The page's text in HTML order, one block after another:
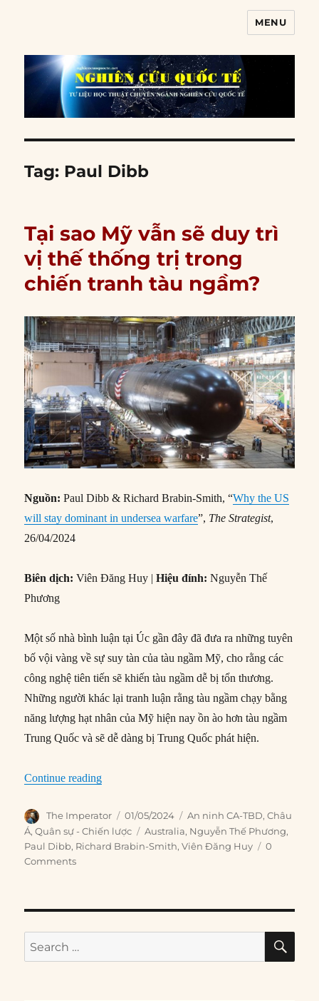
MENU
Tag: Paul Dibb
Tại sao Mỹ vẫn sẽ duy trì
vị thế thống trị trong
chiến tranh tàu ngầm?
Nguồn: Paul Dibb & Richard Brabin-Smith, “Why the US
will stay dominant in undersea warfare”, The Strategist,
26/04/2024
Biên dịch: Viên Đăng Huy |Hiệu đính: Nguyễn Thế
Phương
Một số nhà bình luận tại Úc gần đây đã đưa ra những tuyên
bố vội vàng về sự suy tàn của tàu ngầm Mỹ, cho rằng các
công nghệ tiên tiến sẽ khiến tàu ngầm dễ bị tổn thương.
Những người khác lại tranh luận rằng tàu ngầm chạy bằng
năng lượng hạt nhân của Mỹ hiện nay ồn ào hơn tàu ngầm
Trung Quốc và sẽ dễ dàng bị Trung Quốc phát hiện.
Continue reading“Tại sao Mỹ vẫn sẽ duy trì vị thế thống trị trong
Author
The Imperator
Posted
on
01/05/2024 Categories
An ninh CA-TBD,Châu
Á,Quân sự - Chiến lược Tags
Australia, Nguyễn Thế Phương,
Paul Dibb, Richard Brabin-Smith,Viên Đăng Huy
0
Comments
Search
for: